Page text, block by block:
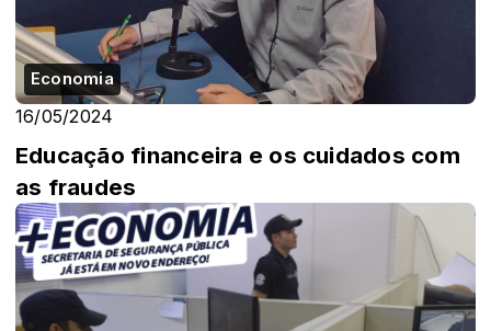
Economia
16/05/2024
Educação financeira e os cuidados com
as fraudes